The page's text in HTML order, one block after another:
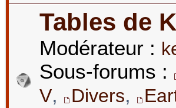
Tables de
Modérateur :
Sous-forums :
V, Divers,